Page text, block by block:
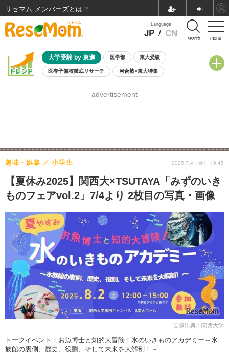
menu
Language
JP / CN search
大学受験 by 東進 医学部 東大受験
医専予備校徹底リサーチ 河合塾×東大特集
8月開催学校説明会・相談会
advertisement
【夏休み2025】関西大×TSUTAYA「みずのいき
ものフェアvol.2」7/4より 2枚目の写真・画像
趣味・娯楽 小学生 2025.7.4（金） 19:45
画像出典：関西大学
トークイベント：お魚博士と知的大冒険！水のいきものアカデミー～水
族館の裏側、歴史、役割、そして未来を大解剖！～
リセマム メンバーズ